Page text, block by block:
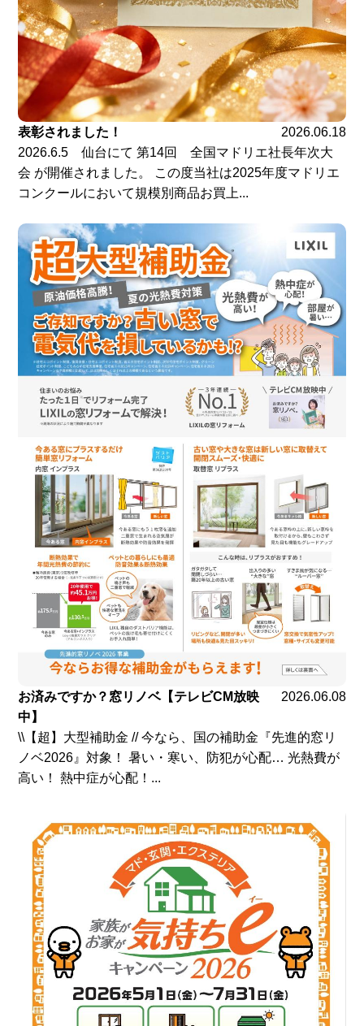
表彰されました！
2026.06.18
2026.6.5 仙台にて 第14回 全国マドリエ社長年次大
会 が開催されました。 この度当社は2025年度マドリエ
コンクールにおいて規模別商品お買上...
お済みですか？窓リノベ【テレビCM放映
中】
2026.06.08
\\【超】大型補助金 // 今なら、国の補助金『先進的窓リ
ノベ2026』対象！ 暑い・寒い、防犯が心配… 光熱費が
高い！ 熱中症が心配！...